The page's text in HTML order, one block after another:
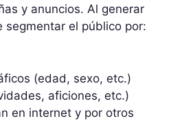
y anuncios. Al generar
segmentar el público por:
(edad, sexo, etc.)
aficiones, etc.)
en internet y por otros